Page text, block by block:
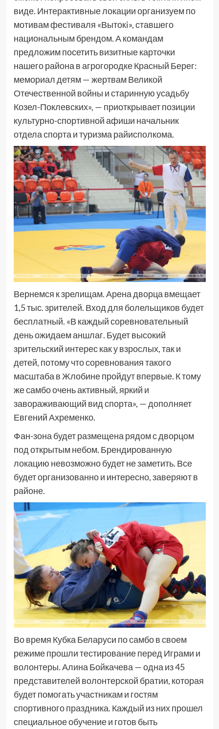
виде. Интерактивные локации организуем по
мотивам фестиваля «Вытокi», ставшего
национальным брендом. А командам
предложим посетить визитные карточки
нашего района в агрогородке Красный Берег:
мемориал детям — жертвам Великой
Отечественной войны и старинную усадьбу
Козел-Поклевских», — приоткрывает позиции
культурно-спортивной афиши начальник
отдела спорта и туризма райисполкома.
Вернемся к зрелищам. Арена дворца вмещает
1,5 тыс. зрителей. Вход для болельщиков будет
бесплатный. «В каждый соревновательный
день ожидаем аншлаг. Будет высокий
зрительский интерес как у взрослых, так и
детей, потому что соревнования такого
масштаба в Жлобине пройдут впервые. К тому
же самбо очень активный, яркий и
завораживающий вид спорта», — дополняет
Евгений Ахременко.
Фан-зона будет размещена рядом с дворцом
под открытым небом. Брендированную
локацию невозможно будет не заметить. Все
будет организованно и интересно, заверяют в
районе.
Во время Кубка Беларуси по самбо в своем
режиме прошли тестирование перед Играми и
волонтеры. Алина Бойкачева — одна из 45
представителей волонтерской братии, которая
будет помогать участникам и гостям
спортивного праздника. Каждый из них прошел
специальное обучение и готов быть